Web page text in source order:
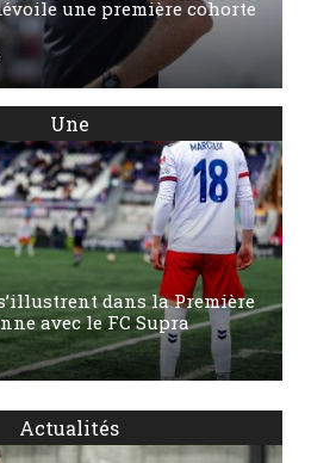
une première cohorte
Une
dans la Première
avec le FC Supra
Actualités